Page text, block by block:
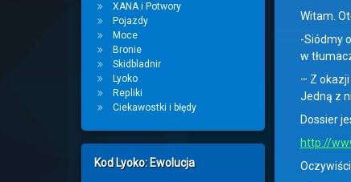
Witam.
-Siódmy
w
– Z
Jedną z
Dossier
http://
XANA i Potwory
Pojazdy
Moce
Bronie
Skidbladnir
Lyoko
Repliki
Ciekawostki i błędy
Kod Lyoko: Ewolucja